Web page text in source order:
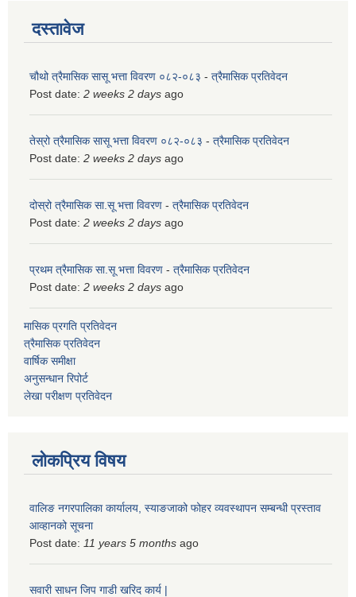
दस्तावेज
चौथो त्रैमासिक सासू भत्ता विवरण ०८२-०८३ - त्रैमासिक प्रतिवेदन
Post date: 2 weeks 2 days ago
तेस्रो त्रैमासिक सासू भत्ता विवरण ०८२-०८३ - त्रैमासिक प्रतिवेदन
Post date: 2 weeks 2 days ago
दोस्रो त्रैमासिक सा.सू भत्ता विवरण - त्रैमासिक प्रतिवेदन
Post date: 2 weeks 2 days ago
प्रथम त्रैमासिक सा.सू भत्ता विवरण - त्रैमासिक प्रतिवेदन
Post date: 2 weeks 2 days ago
मासिक प्रगति प्रतिवेदन
त्रैमासिक प्रतिवेदन
वार्षिक समीक्षा
अनुसन्धान रिपोर्ट
लेखा परीक्षण प्रतिवेदन
लोकप्रिय विषय
वालिङ नगरपालिका कार्यालय, स्याङजाको फोहर व्यवस्थापन सम्बन्धी प्रस्ताव
आव्हानको सूचना
Post date: 11 years 5 months ago
सवारी साधन जिप गाडी खरिद कार्य |